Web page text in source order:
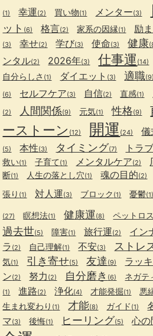
(1) 幸運(2) 買い物(1) メンター(3)
ット (6) 格言(2) 家系の因縁(1) 励
(3) 幸せ(2) 学び(3) 使命(3) 健康
ンタル(2) 2026年(3) 仕事運 (14)
自分らしさ (1) ダイエット (3) 適職(9)
(6) セルフケア(3) 自信(2) 直感(1)
(2) 人間関係(9) 元気(1) 性格(9)
ーストーン (12) 開運 (24) 儀
(5) 本性(3) タイミング(7) トラ
救い(1) 子育て(1) メンタルケア(2)
断(1) 人生の落とし穴(1) 魂の目的(2)
張り (1) 対人運(3) ブロック (1) 憂鬱(1)
(27) 瞑想法(1) 健康運(8) ペットロス
過去世(5) 障害(1) 旅行運(2) イン
ラ (2) 自己理解(1) 不安(3) ストレ
気(1) 引き寄せ(5) 友達 (9) ラッ
ン(2) 努力 (2) 自分磨き (6) ネガテ
(1) 進路(2) 浄化(4) 才能発掘(1) 悪
生まれ変わり (1) 才能(8) ガイド (1)
マ(3) 後悔(1) ヒーリング(5) 心の